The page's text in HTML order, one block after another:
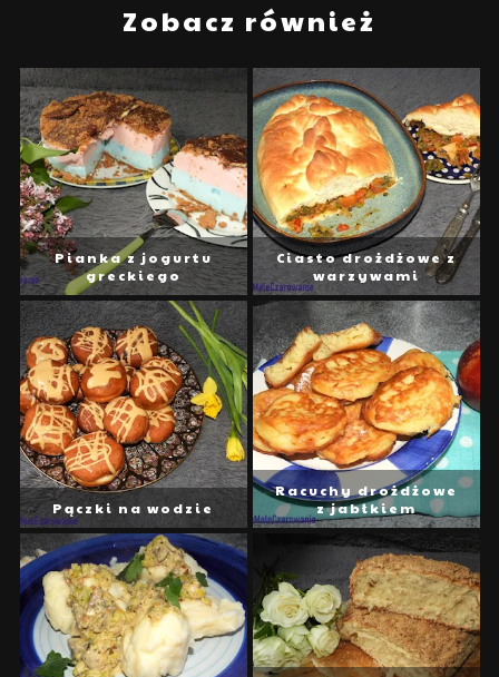
Zobacz również
Pianka z jogurtu
greckiego
Ciasto drożdżowe z
warzywami
Pączki na wodzie
Racuchy drożdżowe
z jabłkiem